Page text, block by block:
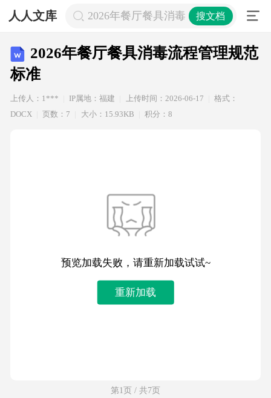
人人文库 2026年餐厅餐具消毒流程管理规范标
搜文档
2026年餐厅餐具消毒流程管理规范
标准
上传人：1*** IP属地：福建 上传时间：2026-06-17
格式：
DOCX
页数：7 大小：15.93KB 积分：8
预览加载失败，请重新加载试试~
重新加载
第1页 / 共7页